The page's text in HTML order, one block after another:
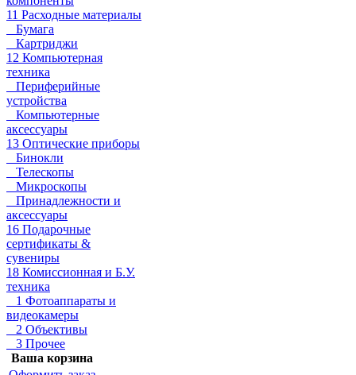
11 Расходные материалы
Бумага
Картриджи
12 Компьютерная
техника
Периферийные
устройства
Компьютерные
аксессуары
13 Оптические приборы
Бинокли
Телескопы
Микроскопы
Принадлежности и
аксессуары
16 Подарочные
сертификаты &
сувениры
18 Комиссионная и Б.У.
техника
1 Фотоаппараты и
видеокамеры
2 Объективы
3 Прочее
Ваша корзина